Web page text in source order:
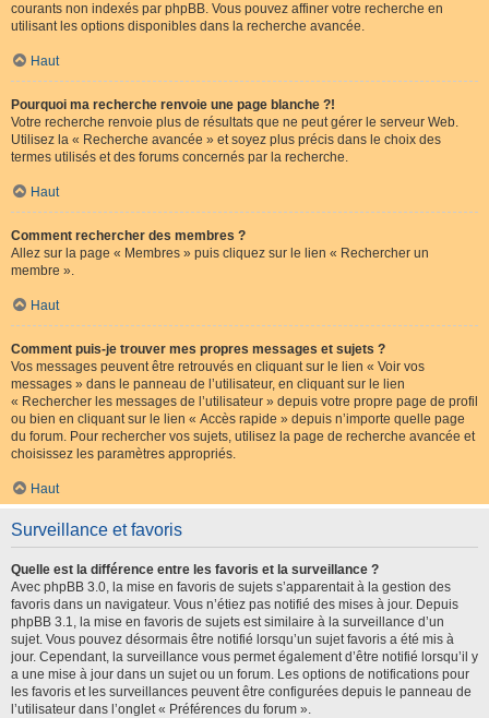
courants non indexés par phpBB. Vous pouvez affiner votre recherche en
utilisant les options disponibles dans la recherche avancée.
Haut
Pourquoi ma recherche renvoie une page blanche ?!
Votre recherche renvoie plus de résultats que ne peut gérer le serveur Web.
Utilisez la « Recherche avancée » et soyez plus précis dans le choix des
termes utilisés et des forums concernés par la recherche.
Haut
Comment rechercher des membres ?
Allez sur la page « Membres » puis cliquez sur le lien « Rechercher un
membre ».
Haut
Comment puis-je trouver mes propres messages et sujets ?
Vos messages peuvent être retrouvés en cliquant sur le lien « Voir vos
messages » dans le panneau de l’utilisateur, en cliquant sur le lien
« Rechercher les messages de l’utilisateur » depuis votre propre page de profil
ou bien en cliquant sur le lien « Accès rapide » depuis n’importe quelle page
du forum. Pour rechercher vos sujets, utilisez la page de recherche avancée et
choisissez les paramètres appropriés.
Haut
Surveillance et favoris
Quelle est la différence entre les favoris et la surveillance ?
Avec phpBB 3.0, la mise en favoris de sujets s’apparentait à la gestion des
favoris dans un navigateur. Vous n’étiez pas notifié des mises à jour. Depuis
phpBB 3.1, la mise en favoris de sujets est similaire à la surveillance d’un
sujet. Vous pouvez désormais être notifié lorsqu’un sujet favoris a été mis à
jour. Cependant, la surveillance vous permet également d’être notifié lorsqu’il y
a une mise à jour dans un sujet ou un forum. Les options de notifications pour
les favoris et les surveillances peuvent être configurées depuis le panneau de
l’utilisateur dans l’onglet « Préférences du forum ».